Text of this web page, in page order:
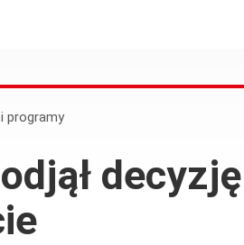
i programy